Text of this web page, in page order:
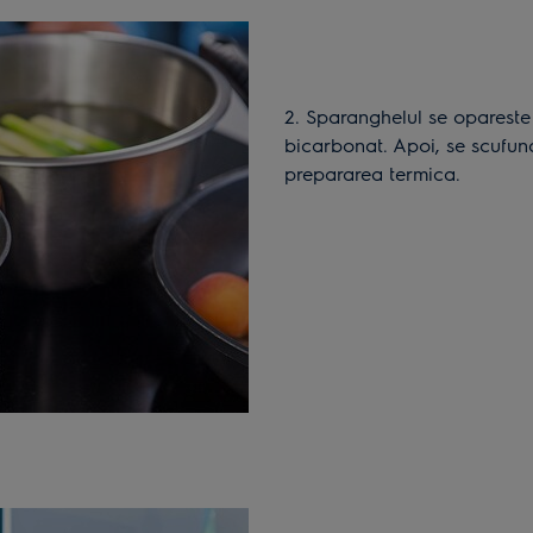
2. Sparanghelul se opareste 30-45 de secunde in apa sarata cu adaos de
bicarbonat. Apoi, se
prepararea termica.